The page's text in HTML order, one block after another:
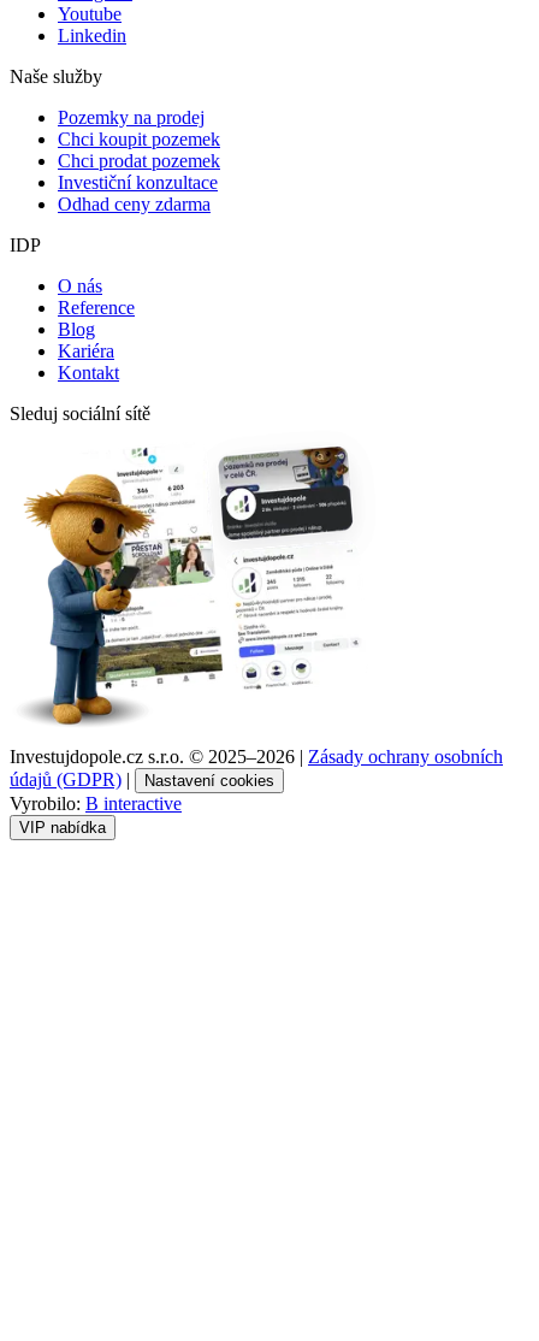
Youtube
Linkedin
Naše služby
Pozemky na prodej
Chci koupit pozemek
Chci prodat pozemek
Investiční konzultace
Odhad ceny zdarma
IDP
O nás
Reference
Blog
Kariéra
Kontakt
Sleduj sociální sítě
Investujdopole.cz s.r.o. © 2025–2026 | Zásady ochrany osobních
údajů (GDPR) | Nastavení cookies
Vyrobilo: B interactive
VIP nabídka